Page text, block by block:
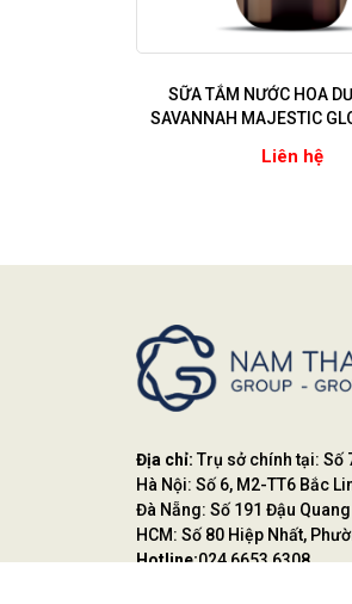
SỮA TẮM NƯỚC HOA
SAVANNAH MAJESTIC
Liên hệ
Địa chỉ: Trụ sở chính tại: Số
Hà Nội: Số 6, M2-TT6 Bắc
Đà Nẵng: Số 191 Đậu
HCM: Số 80 Hiệp Nhất,
Hotline:024 6653 6308